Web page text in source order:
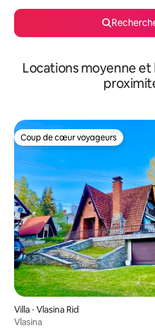
Locations moyenne et
Coup de cœur voyageurs
Coup de cœur voyageurs
Villa ⋅ Vlasina Rid
Vlasina